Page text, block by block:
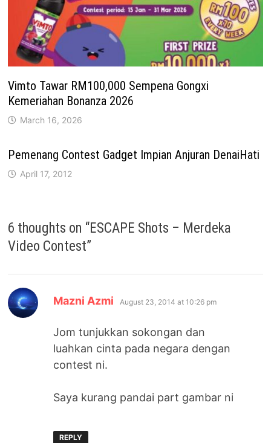
Vimto Tawar RM100,000 Sempena Gongxi
Kemeriahan Bonanza 2026
March 16, 2026
Pemenang Contest Gadget Impian Anjuran DenaiHati
April 17, 2012
6 thoughts on “ESCAPE Shots – Merdeka
Video Contest”
Mazni Azmi says:
August 23, 2014 at 10:26 pm
Jom tunjukkan sokongan dan
luahkan cinta pada negara dengan
contest ni.
Saya kurang pandai part gambar ni
REPLY